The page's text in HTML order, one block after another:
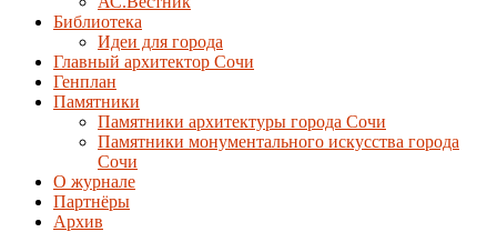
Библиотека
Идеи для города
Главный архитектор Сочи
Генплан
Памятники
Памятники архитектуры города Сочи
Памятники монументального искусства города
Сочи
О журнале
Партнёры
Архив